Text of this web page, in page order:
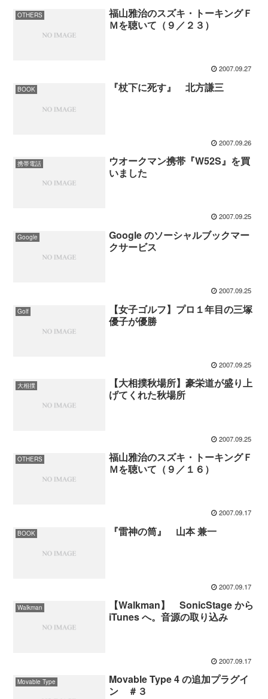
OTHERS
福山雅治のスズキ・トーキングＦ
Ｍを聴いて（９／２３）
2007.09.27
BOOK 『杖下に死す』 北方謙三
2007.09.26
携帯電話
ウオークマン携帯『W52S』を買
いました
2007.09.25
Google
Google のソーシャルブックマー
クサービス
2007.09.25
Golf
【女子ゴルフ】プロ１年目の三塚
優子が優勝
2007.09.25
大相撲
【大相撲秋場所】豪栄道が盛り上
げてくれた秋場所
2007.09.25
OTHERS
福山雅治のスズキ・トーキングＦ
Ｍを聴いて（９／１６）
2007.09.17
BOOK 『雷神の筒』 山本 兼一
2007.09.17
Walkman
【Walkman】 SonicStage から
iTunes へ。音源の取り込み
2007.09.17
Movable Type
Movable Type 4 の追加プラグイ
ン ＃３